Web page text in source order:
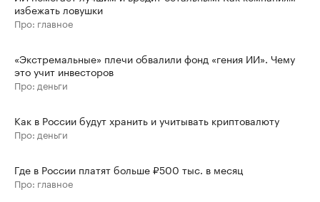
избежать ловушки
Про: главное
«Экстремальные» плечи обвалили фонд «гения ИИ». Чему
это учит инвесторов
Про: деньги
Как в России будут хранить и учитывать криптовалюту
Про: деньги
Где в России платят больше ₽500 тыс. в месяц
Про: главное